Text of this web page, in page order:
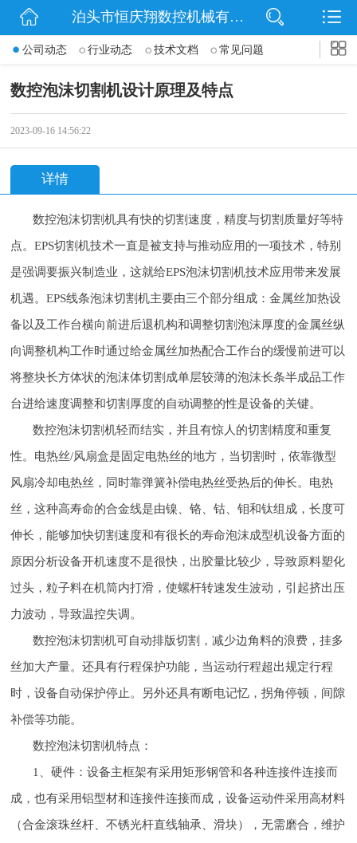
网站首页
动态
泊头市恒庆翔数控机械有限公司
公司动态 行业动态 技术文档 常见问题
数控泡沫切割机设计原理及特点
2023-09-16 14:56:22
详情
数控泡沫切割机具有快的切割速度，精度与切割质量好等特
点。EPS切割机技术一直是被支持与推动应用的一项技术，特别
是强调要振兴制造业，这就给EPS泡沫切割机技术应用带来发展
机遇。EPS线条泡沫切割机主要由三个部分组成：金属丝加热设
备以及工作台横向前进后退机构和调整切割泡沫厚度的金属丝纵
向调整机构工作时通过给金属丝加热配合工作台的缓慢前进可以
将整块长方体状的泡沫体切割成单层较薄的泡沫长条半成品工作
台进给速度调整和切割厚度的自动调整的性是设备的关键。
数控泡沫切割机轻而结实，并且有惊人的切割精度和重复
性。电热丝/风扇盒是固定电热丝的地方，当切割时，依靠微型
风扇冷却电热丝，同时靠弹簧补偿电热丝受热后的伸长。电热
丝，这种高寿命的合金线是由镍、铬、钴、钼和钛组成，长度可
伸长，能够加快切割速度和有很长的寿命泡沫成型机设备方面的
原因分析设备开机速度不是很快，出胶量比较少，导致原料塑化
过头，粒子料在机筒内打滑，使螺杆转速发生波动，引起挤出压
力波动，导致温控失调。
数控泡沫切割机可自动排版切割，减少边角料的浪费，挂多
丝加大产量。还具有行程保护功能，当运动行程超出规定行程
时，设备自动保护停止。另外还具有断电记忆，拐角停顿，间隙
补偿等功能。
数控泡沫切割机特点：
1、硬件：设备主框架有采用矩形钢管和各种连接件连接而
成，也有采用铝型材和连接件连接而成，设备运动件采用高材料
（合金滚珠丝杆、不锈光杆直线轴承、滑块），无需磨合，维护